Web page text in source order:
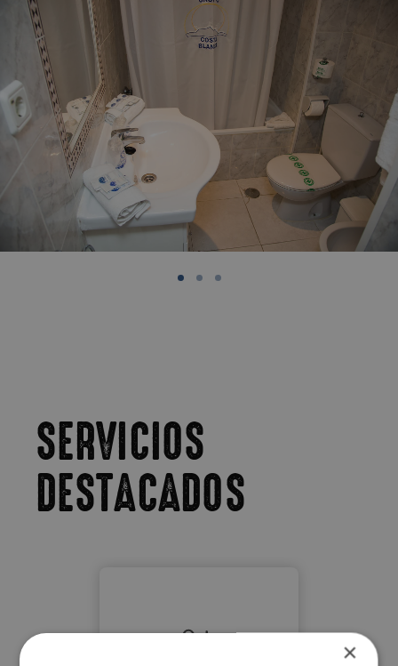
SERVICIOS
DESTACADOS
×